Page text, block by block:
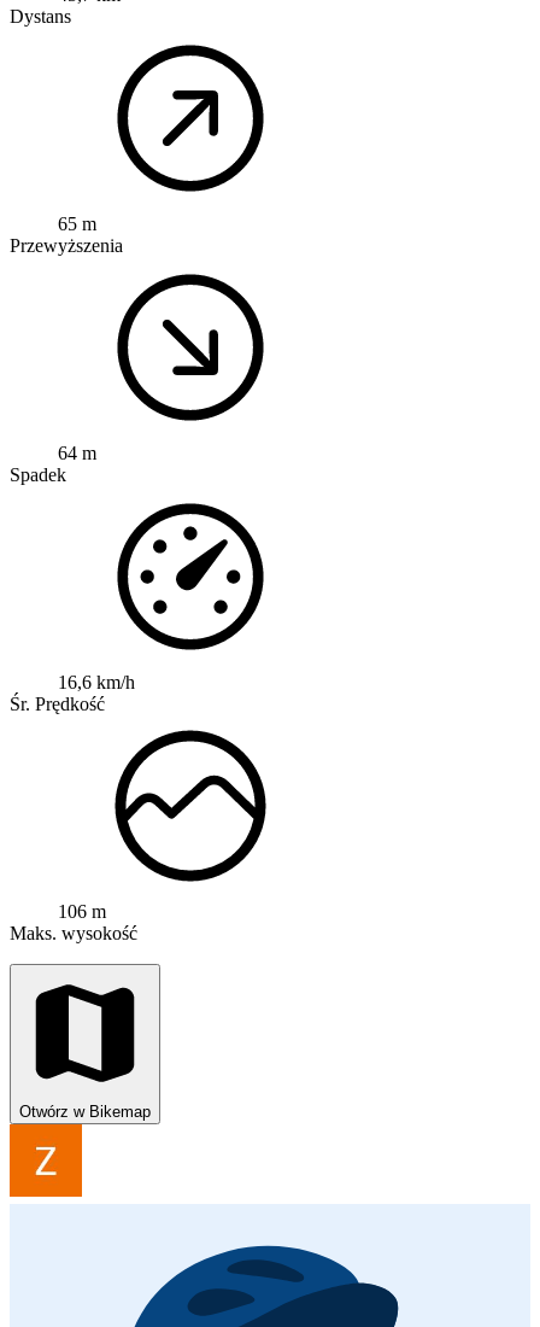
Dystans
65 m
Przewyższenia
64 m
Spadek
16,6 km/h
Śr. Prędkość
106 m
Maks. wysokość
Otwórz w Bikemap